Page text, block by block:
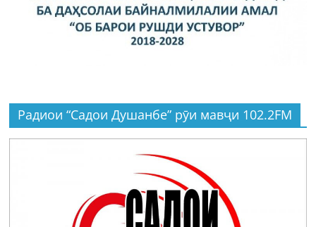
Радиои “Садои Душанбе” рӯи мавҷи 102.2FM